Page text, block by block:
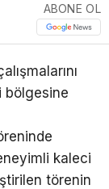
ABONE OL
bölgesine
kaleci
törenin